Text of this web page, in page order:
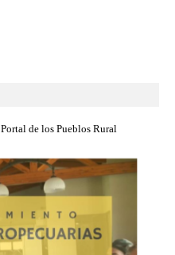
Portal de los Pueblos Rural